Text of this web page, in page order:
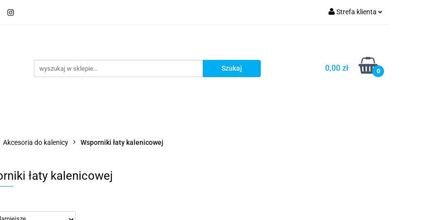
Strefa klienta
Dodaj zgłoszenie
0,00 zł 0
osobisty Usługa montażu Blog Odbiór osobisty
Akcesoria do kalenicy Wsporniki łaty kalenicowej
łaty kalenicowej